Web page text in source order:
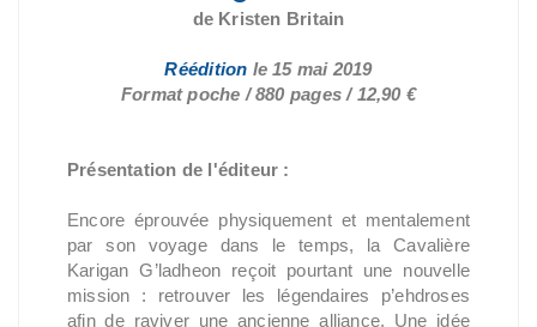
de Kristen Britain
Réédition le 15 mai 2019
Format poche / 880 pages / 12,90 €
Présentation de l'éditeur :
Encore éprouvée physiquement et mentalement
par son voyage dans le temps, la Cavalière
Karigan G’ladheon reçoit pourtant une nouvelle
mission : retrouver les légendaires p’ehdroses
afin de raviver une ancienne alliance. Une idée